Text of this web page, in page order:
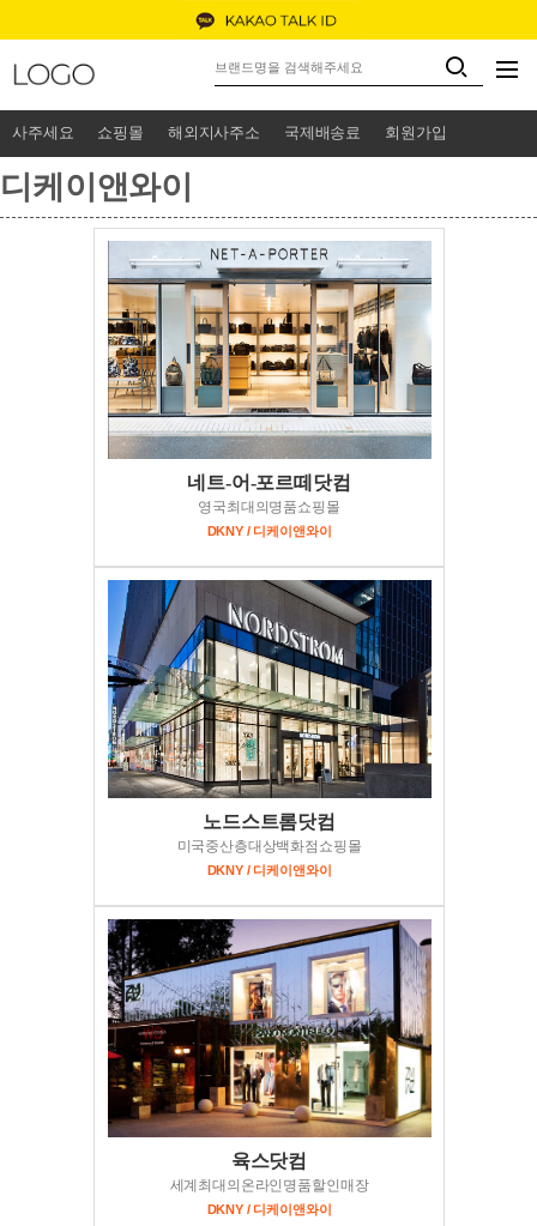
사주세요 쇼핑몰 해외지사주소 국제배송료 회원가입
디케이앤와이
네트-어-포르떼닷컴
영국최대의명품쇼핑몰
DKNY / 디케이앤와이
노드스트롬닷컴
미국중산층대상백화점쇼핑몰
DKNY / 디케이앤와이
육스닷컴
세계최대의온라인명품할인매장
DKNY / 디케이앤와이